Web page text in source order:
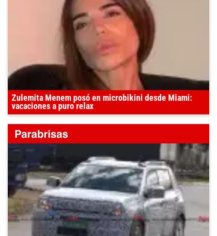
Zulemita Menem posó en microbikini desde Miami:
vacaciones a puro relax